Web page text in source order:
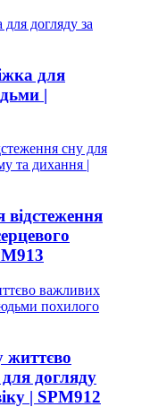
для
|
життєво
догляду
| SPM912